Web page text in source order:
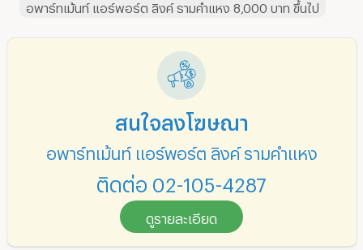
อพาร์ทเม้นท์ แอร์พอร์ต ลิงค์ รามคำแหง 8,000 บาท ขึ้นไป
สนใจลงโฆษณา
อพาร์ทเม้นท์ แอร์พอร์ต ลิงค์ รามคำแหง
ติดต่อ 02-105-4287
ดูรายละเอียด